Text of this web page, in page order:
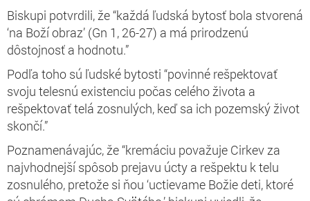
Biskupi potvrdili, že “každá ľudská bytosť bola stvorená
‘na Boží obraz’ (Gn 1, 26-27) a má prirodzenú
dôstojnosť a hodnotu.”
Podľa toho sú ľudské bytosti “povinné rešpektovať
svoju telesnú existenciu počas celého života a
rešpektovať telá zosnulých, keď sa ich pozemský život
skončí.”
Poznamenávajúc, že “kremáciu považuje Cirkev za
najvhodnejší spôsob prejavu úcty a rešpektu k telu
zosnulého, pretože si ňou ‘uctievame Božie deti, ktoré